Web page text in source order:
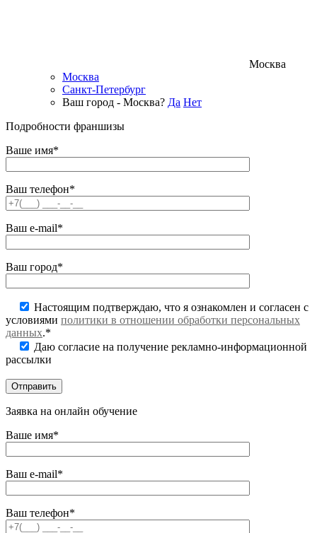
Москва
Москва
Санкт-Петербург
Ваш город - Москва? Да Нет
Подробности франшизы
Ваше имя*
Ваш телефон*
Ваш e-mail*
Ваш город*
Настоящим подтверждаю, что я ознакомлен и согласен с
условиями политики в отношении обработки персональных
данных.*
Даю согласие на получение рекламно-информационной
рассылки
Заявка на онлайн обучение
Ваше имя*
Ваш e-mail*
Ваш телефон*